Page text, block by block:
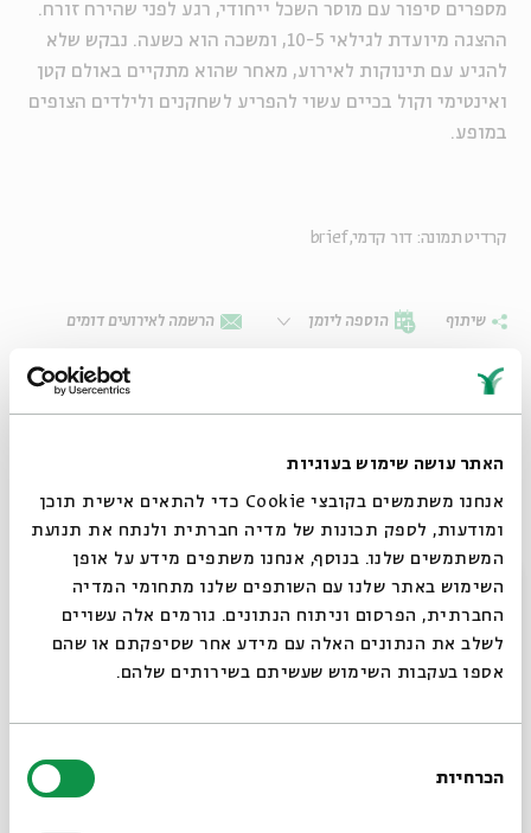
האתר עושה שימוש בעוגיות
אנחנו משתמשים בקובצי Cookie כדי להתאים אישית תוכן
ומודעות, לספק תכונות של מדיה חברתית ולנתח את תנועת
המשתמשים שלנו. בנוסף, אנחנו משתפים מידע על אופן
השימוש באתר שלנו עם השותפים שלנו מתחומי המדיה
החברתית, הפרסום וניתוח הנתונים. גורמים אלה עשויים
לשלב את הנתונים האלה עם מידע אחר שסיפקתם או שהם
אספו בעקבות השימוש שעשיתם בשירותים שלהם.
הסכמה
הכרחיות
מספרים סיפור עם מוסר השכל ייחודי, רגע לפני שהירח זורח.
ההצגה מיועדת לגילאי 10-5, ומשכה הוא כשעה. נבקש שלא
להגיע עם תינוקות לאירוע, מאחר שהוא מתקיים באולם קטן
ואינטימי וקול בכיים עשוי להפריע לשחקנים ולילדים הצופים
במופע.
קרדיט תמונה: דור קדמי, brief
שיתוף הוספה ליומן הרשמה לאירועים דומים
מפגשים שהתקיימו
09.09.25
#1: מפגש בתאריך:09/09/2025
17:00:00
שלישי 17:00
סגור